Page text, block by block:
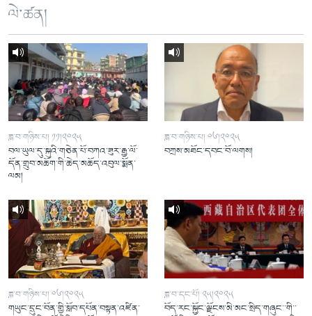
ལེ་ཚན།
ཟླ་བ་གཉིས་པ། ༡༡།༢༠༢༥
བལ་ཡུལ་དུ་སྐུའི་གཅེན་པོ་བཀའ་ཟུར་རྒྱ་ལོ་
དོན་གྲུབ་མཆོག་གི་ཆེད་མཆོད་འབུལ་སྨོན་
ལམ།
ཟླ་བ་གཉིས་པ། ༠༦།༢༠༢༥
བཀྲས་མཐོང་དབང་བོ་ལགས།
ཟླ་བ་གཉིས་པ། ༠༦།༢༠༢༥
གཡུང་དྲུང་བོན་གྱི་སློབ་དཔོན་བསྟན་འཛིན་
ཟླ་བ་དང་པོ། ༢༥།༢༠༢༥
བོད་རང་སྐྱོང་ལྗོངས་མི་མང་སྲིད་གཞུང་་གི་་